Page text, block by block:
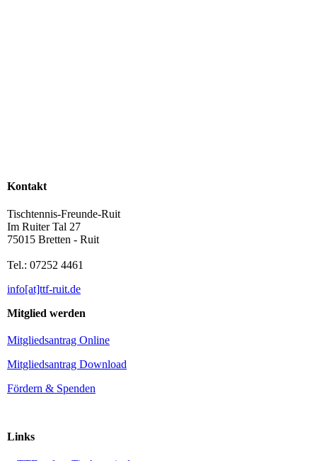
Kontakt
Tischtennis-Freunde-Ruit
Im Ruiter Tal 27
75015 Bretten - Ruit
Tel.: 07252 4461
info[at]ttf-ruit.de
Mitglied werden
Mitgliedsantrag Online
Mitgliedsantrag Download
Fördern & Spenden
Links